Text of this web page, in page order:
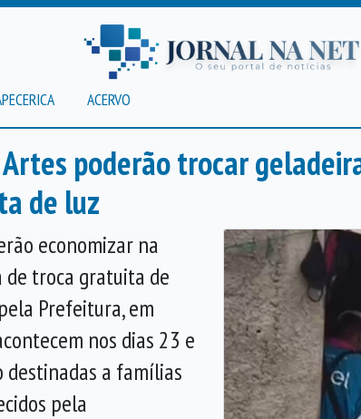
ACERVO
Artes poderão trocar
de luz
economizar na
de troca gratuita de
Prefeitura, em
nos dias 23 e
destinadas a famílias
pela